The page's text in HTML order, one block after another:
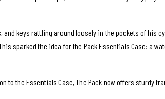
keys rattling around loosely in the pockets of his
sparked the idea for the Pack Essentials Case: a
to the Essentials Case, The Pack now offers sturdy